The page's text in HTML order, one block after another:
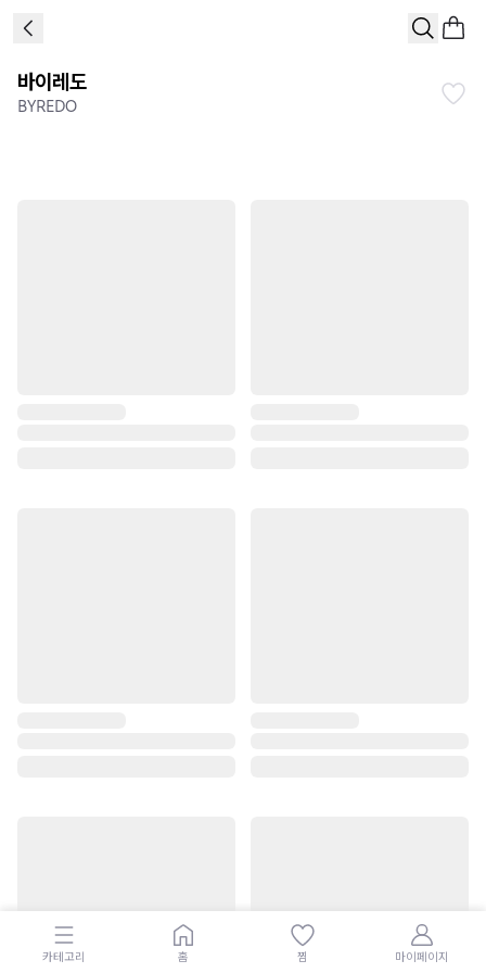
바이레도
BYREDO
카테고리 홈 찜 마이페이지